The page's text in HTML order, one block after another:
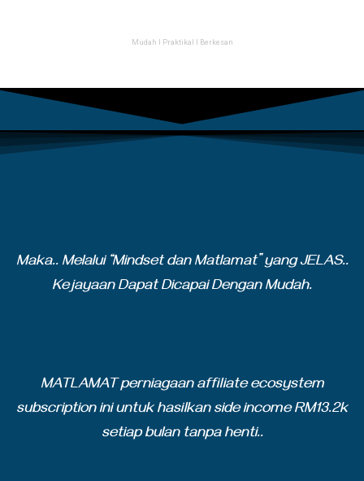
Mudah Ι Praktikal Ι Berkesan
Maka.. Melalui “Mindset dan Matlamat” yang JELAS..
Kejayaan Dapat Dicapai Dengan Mudah.
MATLAMAT perniagaan affiliate ecosystem
subscription ini untuk hasilkan side income RM13.2k
setiap bulan tanpa henti..